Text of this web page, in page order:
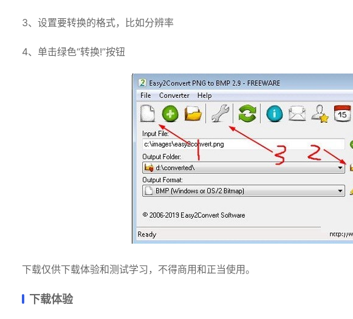
3、设置要转换的格式，比如分辨率
4、单击绿色“转换!”按钮
下载仅供下载体验和测试学习，不得商用和正当使用。
下载体验